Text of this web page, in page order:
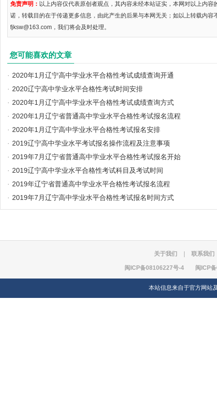
免责声明： 以上内容仅代表原创者观点，其内容未经本站证实，本网对以上内
诺，转载目的在于传递更多信息，由此产生的后果与本网无关；如以上转载内容
fjksw@163.com，我们将会及时处理。
您可能喜欢的文章
· 2020年1月辽宁高中学业水平合格性考试成绩查询开通
· 2020辽宁高中学业水平合格性考试时间安排
· 2020年1月辽宁高中学业水平合格性考试成绩查询方式
· 2020年1月辽宁省普通高中学业水平合格性考试报名流程
· 2020年1月辽宁高中学业水平合格性考试报名安排
· 2019辽宁高中学业水平考试报名操作流程及注意事项
· 2019年7月辽宁省普通高中学业水平合格性考试报名开始
· 2019辽宁高中学业水平合格性考试科目及考试时间
· 2019年辽宁省普通高中学业水平合格性考试报名流程
· 2019年7月辽宁高中学业水平合格性考试报名时间方式
关于我们 联系我们
闽ICP备08106227号-4 闽ICP
本站信息来自于官方网站